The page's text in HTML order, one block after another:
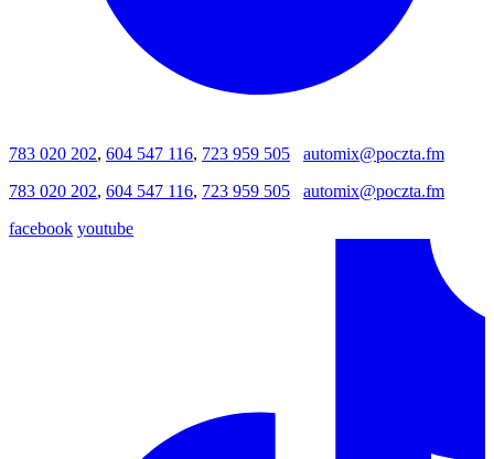
783 020 202, 604 547 116, 723 959 505
automix@poczta.fm
783 020 202, 604 547 116, 723 959 505
automix@poczta.fm
facebook youtube